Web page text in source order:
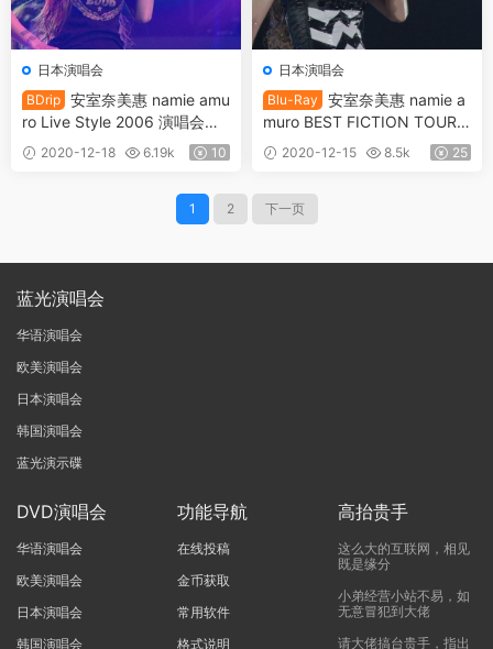
日本演唱会
BDrip 安室奈美惠 namie amu
ro Live Style 2006 演唱会《B
Drip MKV 8.99G》
2020-12-18 6.19k 10
日本演唱会
Blu-Ray
安室奈美惠 namie a
muro BEST FICTION TOUR 2
008-2009《BDISO 40.5G》
2020-12-15 8.5k 25
1 2 下一页
蓝光演唱会
华语演唱会
欧美演唱会
日本演唱会
韩国演唱会
蓝光演示碟
DVD演唱会
华语演唱会
欧美演唱会
日本演唱会
韩国演唱会
功能导航
在线投稿
金币获取
常用软件
格式说明
高抬贵手
这么大的互联网，相见
既是缘分
小弟经营小站不易，如
无意冒犯到大佬
请大佬搞台贵手，指出